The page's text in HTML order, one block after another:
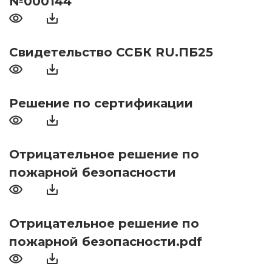
Свидетельство ССБК RU.ПБ25
Решение по сертификации
Отрицательное решение по
пожарной безопасности
Отрицательное решение по
пожарной безопасности.pdf